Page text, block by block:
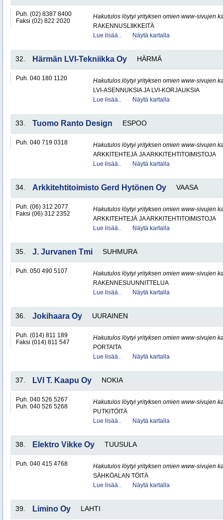
Puh. (02) 8387 8400
Faksi (02) 822 2020
Hakutulos löytyi yrityksen omien www-sivujen
RAKENNUSLIIKKEITÄ
Lue lisää..
Näytä kartalla
32. Härmän LVI-Tekniikka Oy HÄRMÄ
Puh. 040 180 1120
Hakutulos löytyi yrityksen omien www-sivujen
LVI-ASENNUKSIA JA LVI-KORJAUKSIA
Lue lisää..
Näytä kartalla
33. Tuomo Ranto Design ESPOO
Puh. 040 719 0318
Hakutulos löytyi yrityksen omien www-sivujen
ARKKITEHTEJÄ JA ARKKITEHTITOIMISTOJA
Lue lisää..
Näytä kartalla
34. Arkkitehtitoimisto Gerd Hytönen Oy VAASA
Puh. (06) 312 2077
Faksi (06) 312 2352
Hakutulos löytyi yrityksen omien www-sivujen
ARKKITEHTEJÄ JA ARKKITEHTITOIMISTOJA
Lue lisää..
Näytä kartalla
35. J. Jurvanen Tmi SUHMURA
Puh. 050 490 5107
Hakutulos löytyi yrityksen omien www-sivujen
RAKENNESUUNNITTELUA
Lue lisää..
Näytä kartalla
36. Jokihaara Oy UURAINEN
Puh. (014) 811 189
Faksi (014) 811 547
Hakutulos löytyi yrityksen omien www-sivujen
PORTAITA
Lue lisää..
Näytä kartalla
37. LVI T. Kaapu Oy NOKIA
Puh. 040 526 5267
Puh. 040 526 5268
Hakutulos löytyi yrityksen omien www-sivujen
PUTKITÖITÄ
Lue lisää..
Näytä kartalla
38. Elektro Vikke Oy TUUSULA
Puh. 040 415 4768
Hakutulos löytyi yrityksen omien www-sivujen
SÄHKÖALAN TÖITÄ
Lue lisää..
Näytä kartalla
39. Limino Oy LAHTI